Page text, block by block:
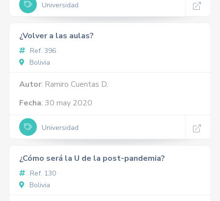
Universidad
¿Volver a las aulas?
Ref. 396
Bolivia
Autor: Ramiro Cuentas D.
Fecha: 30 may 2020
Universidad
¿Cómo será la U de la post-pandemia?
Ref. 130
Bolivia